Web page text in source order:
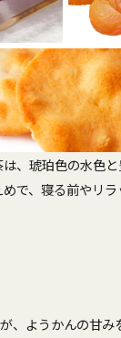
、琥珀色の水色
で、寝る前やリ
、ようかんの甘み